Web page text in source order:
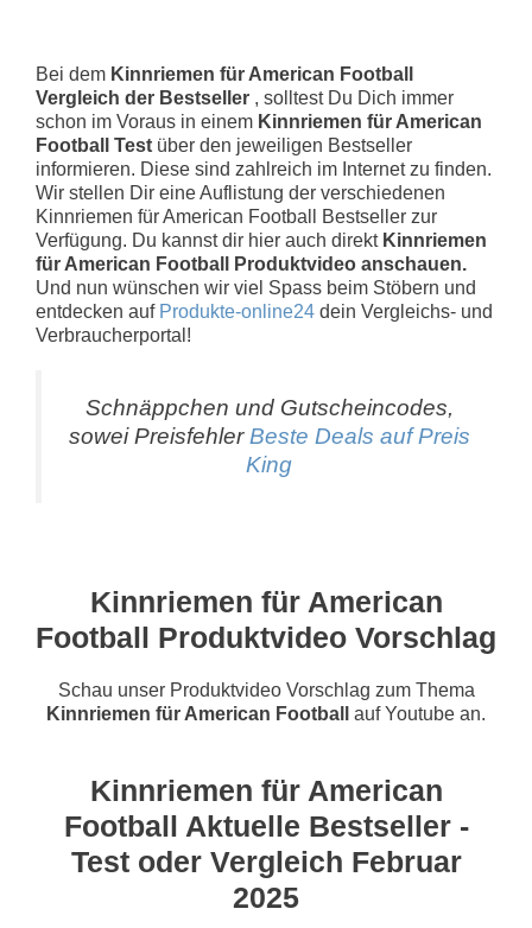
Bei dem Kinnriemen für American Football
Vergleich der Bestseller , solltest Du Dich immer
schon im Voraus in einem Kinnriemen für American
Football Test über den jeweiligen Bestseller
informieren. Diese sind zahlreich im Internet zu finden.
Wir stellen Dir eine Auflistung der verschiedenen
Kinnriemen für American Football Bestseller zur
Verfügung. Du kannst dir hier auch direkt Kinnriemen
für American Football Produktvideo anschauen.
Und nun wünschen wir viel Spass beim Stöbern und
entdecken auf Produkte-online24 dein Vergleichs- und
Verbraucherportal!
Schnäppchen und Gutscheincodes,
sowei Preisfehler Beste Deals auf Preis
King
Kinnriemen für American
Football Produktvideo Vorschlag
Schau unser Produktvideo Vorschlag zum Thema
Kinnriemen für American Football
auf Youtube an.
Kinnriemen für American
Football Aktuelle Bestseller -
Test oder Vergleich Februar
2025